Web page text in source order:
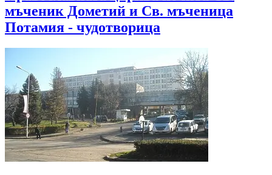
мъченик Дометий и Св. мъченица
Потамия - чудотворица